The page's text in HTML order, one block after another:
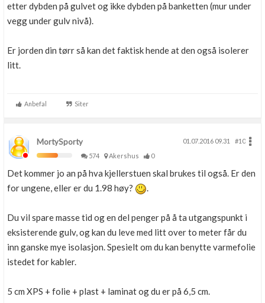
etter dybden på gulvet og ikke dybden på banketten (mur under
vegg under gulv nivå).
Er jorden din tørr så kan det faktisk hende at den også isolerer
litt.
Anbefal Siter
MortySporty 01.07.2016 09.31
#10
574
Akershus 0
Det kommer jo an på hva kjellerstuen skal brukes til også. Er den
for ungene, eller er du 1.98 høy?
.
Du vil spare masse tid og en del penger på å ta utgangspunkt i
eksisterende gulv, og kan du leve med litt over to meter får du
inn ganske mye isolasjon. Spesielt om du kan benytte varmefolie
istedet for kabler.
5 cm XPS + folie + plast + laminat og du er på 6,5 cm.